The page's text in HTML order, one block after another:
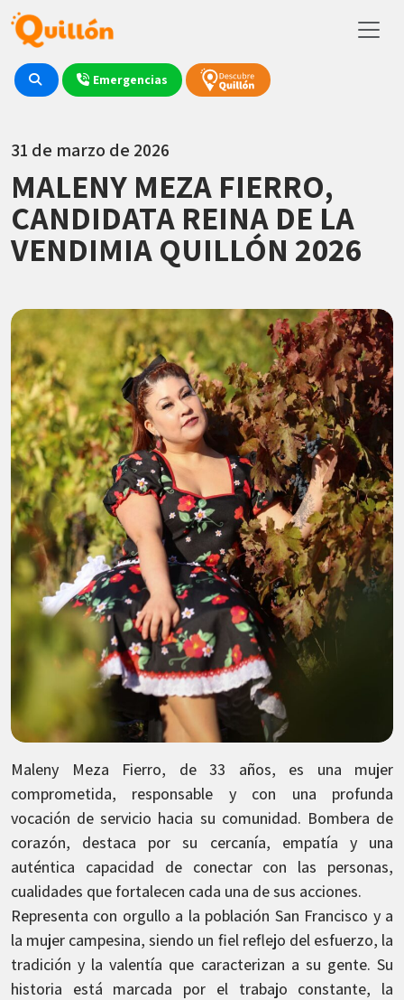
Emergencias
31 de marzo de 2026
MALENY MEZA FIERRO,
CANDIDATA REINA DE LA
VENDIMIA QUILLÓN 2026
Maleny Meza Fierro, de 33 años, es una mujer
comprometida, responsable y con una profunda
vocación de servicio hacia su comunidad. Bombera de
corazón, destaca por su cercanía, empatía y una
auténtica capacidad de conectar con las personas,
cualidades que fortalecen cada una de sus acciones.
Representa con orgullo a la población San Francisco y a
la mujer campesina, siendo un fiel reflejo del esfuerzo, la
tradición y la valentía que caracterizan a su gente. Su
historia está marcada por el trabajo constante, la